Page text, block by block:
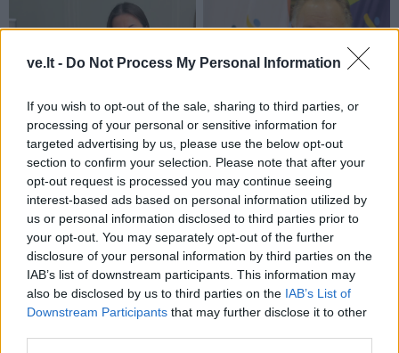
ve.lt - Do Not Process My Personal Information
If you wish to opt-out of the sale, sharing to third parties, or
processing of your personal or sensitive information for
targeted advertising by us, please use the below opt-out
section to confirm your selection. Please note that after your
opt-out request is processed you may continue seeing
interest-based ads based on personal information utilized by
us or personal information disclosed to third parties prior to
your opt-out. You may separately opt-out of the further
disclosure of your personal information by third parties on the
IAB’s list of downstream participants. This information may
also be disclosed by us to third parties on the IAB’s List of
Downstream Participants that may further disclose it to other
Į Klaipėdą iš emigracijos
grįžusi Karina Kučinskienė
įvardijo didžiausią savo
norą
Jūros šventę anksčiau
puošęs Anatolijus
Klemencovas: gal jau
užtenka
Šiuo metu skaitomiausi
Aiškiaregės pranašystė: numatė
katastrofišką karo pabaigą
Ukrainoje